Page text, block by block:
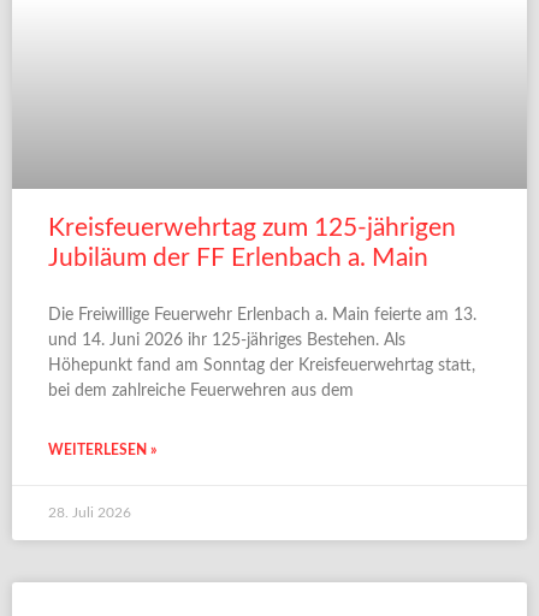
Kreisfeuerwehrtag zum 125-jährigen
Jubiläum der FF Erlenbach a. Main
Die Freiwillige Feuerwehr Erlenbach a. Main feierte am 13.
und 14. Juni 2026 ihr 125-jähriges Bestehen. Als
Höhepunkt fand am Sonntag der Kreisfeuerwehrtag statt,
bei dem zahlreiche Feuerwehren aus dem
WEITERLESEN »
28. Juli 2026